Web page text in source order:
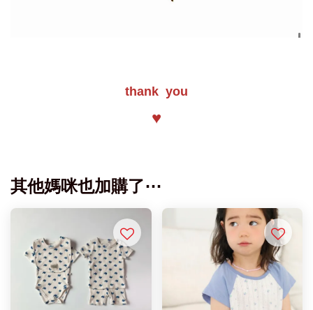
thank you
♥
其他媽咪也加購了⋯